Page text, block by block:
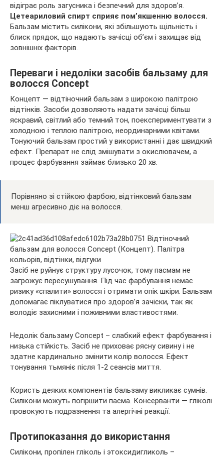
відіграє роль загусника і безпечний для здоров’я.
Цетеариловий спирт сприяє пом’якшенню волосся.
Бальзам містить силікони, які збільшують щільність і
блиск прядок, що надають зачісці об’єм і захищає від
зовнішніх факторів.
Переваги і недоліки засобів бальзаму для
волосся Concept
Концепт — відтіночний бальзам з широкою палітрою
відтінків. Засоби дозволяють надати зачісці більш
яскравий, світлий або темний тон, поекспериментувати з
холодною і теплою палітрою, неординарними квітами.
Тонуючий бальзам простий у використанні і дає швидкий
ефект. Препарат не слід змішувати з окислювачем, а
процес фарбування займає близько 20 хв.
Порівняно зі стійкою фарбою, відтінковий бальзам
менш агресивно діє на волосся.
Засіб не руйнує структуру лусочок, тому пасмам не
загрожує пересушування. Під час фарбування немає
ризику «спалити» волосся і отримати опік шкіри. Бальзам
допомагає піклуватися про здоров’я зачіски, так як
володіє захисними і поживними властивостями.
Недолік бальзаму Concept – слабкий ефект фарбування і
низька стійкість. Засіб не приховає рясну сивину і не
здатне кардинально змінити колір волосся. Ефект
тонування тьмяніє після 1-2 сеансів миття.
Користь деяких компонентів бальзаму викликає сумнів.
Силікони можуть погіршити пасма. Консерванти — гліколі
провокують подразнення та алергічні реакції.
Протипоказання до використання
Силікони, пропілен гліколь і этоксидигликоль –